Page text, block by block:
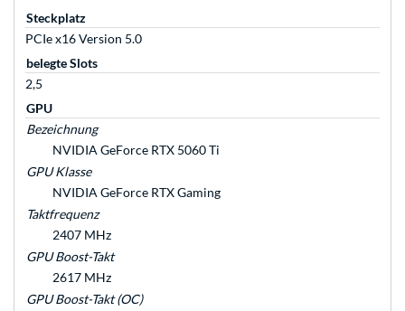
Steckplatz
PCIe x16 Version 5.0
belegte Slots
2,5
GPU
Bezeichnung
NVIDIA GeForce RTX 5060 Ti
GPU Klasse
NVIDIA GeForce RTX Gaming
Taktfrequenz
2407 MHz
GPU Boost-Takt
2617 MHz
GPU Boost-Takt (OC)